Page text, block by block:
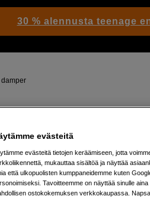
30 % alennusta teenage
evästeitä
evästeitä tietojen keräämiseen, jotta
mukauttaa sisältöä ja näyttää
että ulkopuolisten kumppaneidemme kuten
Tavoitteemme on näyttää sinulle
ostokokemuksen verkkokaupassa.